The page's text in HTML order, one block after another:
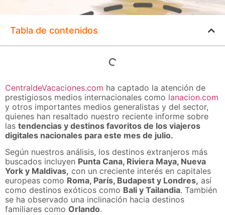
Tabla de contenidos
CentraldeVacaciones.com ha captado la atención de
prestigiosos medios internacionales como lanacion.com
y otros importantes medios generalistas y del sector,
quienes han resaltado nuestro reciente informe sobre
las tendencias y destinos favoritos de los viajeros
digitales nacionales para este mes de julio.
Según nuestros análisis, los destinos extranjeros más
buscados incluyen Punta Cana, Riviera Maya, Nueva
York y Maldivas, con un creciente interés en capitales
europeas como Roma, París, Budapest y Londres, así
como destinos exóticos como Bali y Tailandia. También
se ha observado una inclinación hacia destinos
familiares como Orlando.